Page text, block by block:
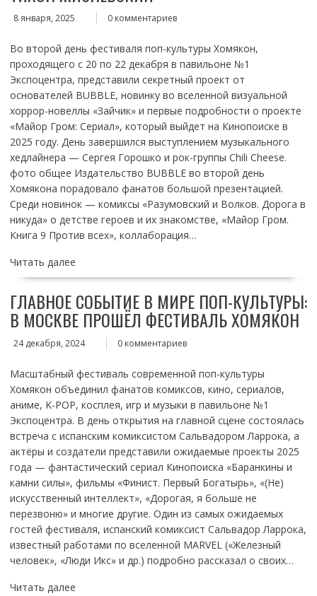
8 января, 2025 0 комментариев
Во второй день фестиваля поп-культуры Хомякон,
проходящего с 20 по 22 декабря в павильоне №1
Экспоцентра, представили секретный проект от
основателей BUBBLE, новинку во вселенной визуальной
хоррор-новеллы «Зайчик» и первые подробности о проекте
«Майор Гром: Сериал», который выйдет на Кинопоиске в
2025 году. День завершился выступлением музыкального
хедлайнера — Сергея Горошко и рок-группы Chili Сheese.
фото общее Издательство BUBBLE во второй день
Хомякона порадовало фанатов большой презентацией.
Среди новинок — комиксы «Разумовский и Волков. Дорога в
никуда» о детстве героев и их знакомстве, «Майор Гром.
Книга 9 Против всех», коллаборация…
Читать далее
ГЛАВНОЕ СОБЫТИЕ В МИРЕ ПОП-КУЛЬТУРЫ:
В МОСКВЕ ПРОШЁЛ ФЕСТИВАЛЬ ХОМЯКОН
24 декабря, 2024 0 комментариев
Масштабный фестиваль современной поп-культуры
Хомякон объединил фанатов комиксов, кино, сериалов,
аниме, K-POP, косплея, игр и музыки в павильоне №1
Экспоцентра. В день открытия на главной сцене состоялась
встреча с испанским комиксистом Сальвадором Ларрока, а
актёры и создатели представили ожидаемые проекты 2025
года — фантастический сериал Кинопоиска «Баранкины и
камни силы», фильмы «Финист. Первый Богатырь», «(Не)
искусственный интеллект», «Дорогая, я больше не
перезвоню» и многие другие. Один из самых ожидаемых
гостей фестиваля, испанский комиксист Сальвадор Ларрока,
известный работами по вселенной MARVEL («Железный
человек», «Люди Икс» и др.) подробно рассказал о своих…
Читать далее